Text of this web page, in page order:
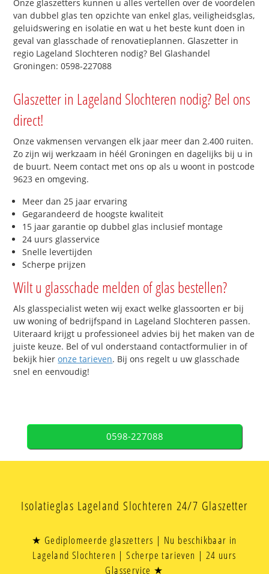
Onze glaszetters kunnen u alles vertellen over de voordelen
van dubbel glas ten opzichte van enkel glas, veiligheidsglas,
geluidswering en isolatie en wat u het beste kunt doen in
geval van glasschade of renovatieplannen. Glaszetter in
regio Lageland Slochteren nodig? Bel Glashandel
Groningen: 0598-227088
Glaszetter in Lageland Slochteren nodig? Bel ons
direct!
Onze vakmensen vervangen elk jaar meer dan 2.400 ruiten.
Zo zijn wij werkzaam in héél Groningen en dagelijks bij u in
de buurt. Neem contact met ons op als u woont in postcode
9623 en omgeving.
Meer dan 25 jaar ervaring
Gegarandeerd de hoogste kwaliteit
15 jaar garantie op dubbel glas inclusief montage
24 uurs glasservice
Snelle levertijden
Scherpe prijzen
Wilt u glasschade melden of glas bestellen?
Als glasspecialist weten wij exact welke glassoorten er bij
uw woning of bedrijfspand in Lageland Slochteren passen.
Uiteraard krijgt u professioneel advies bij het maken van de
juiste keuze. Bel of vul onderstaand contactformulier in of
bekijk hieronze tarieven. Bij ons regelt u uw glasschade
snel en eenvoudig!
0598-227088
Isolatieglas Lageland Slochteren 24/7 Glaszetter
★ Gediplomeerde glaszetters | Nu beschikbaar in
Lageland Slochteren | Scherpe tarieven | 24 uurs
Glasservice ★